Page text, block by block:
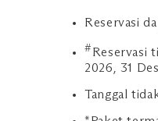
Reservasi
# Reservasi
2026, 31
Tanggal